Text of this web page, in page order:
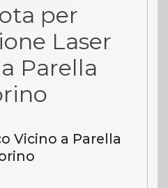
per
Laser
Parella
Vicino a Parella